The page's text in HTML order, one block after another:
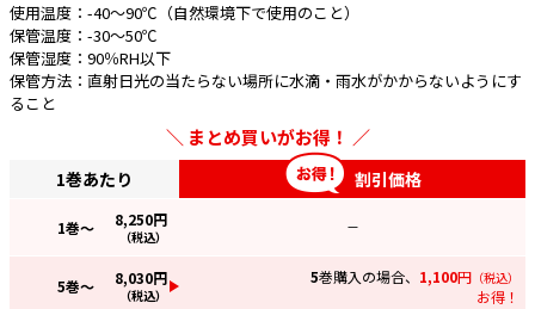
その他
e431オリジナル
使用温度：-40～90℃（自然環境下で使用のこと）
保管温度：-30～50℃
保管湿度：90％RH以下
保管方法：直射日光の当たらない場所に水滴・雨水がかからないようにす
ること
まとめ買いがお得！
1巻あたり 割引価格
1巻～ 8,250円
（税込）
—
5巻～ 8,030円
（税込）
5巻購入の場合、 1,100円 （税込）
お得！